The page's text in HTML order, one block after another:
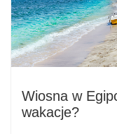
Wiosna w
wakacje?